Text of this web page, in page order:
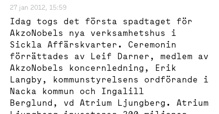
27 jan 2012, 15:59
Idag togs det första spadtaget för
AkzoNobels nya verksamhetshus i
Sickla Affärskvarter. Ceremonin
förrättades av Leif Darner, medlem av
AkzoNobels koncernledning, Erik
Langby, kommunstyrelsens ordförande i
Nacka kommun och Ingalill
Berglund, vd Atrium Ljungberg. Atrium